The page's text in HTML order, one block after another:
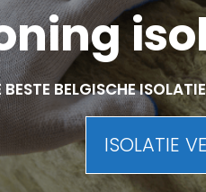
BESTE BELGISCHE
ISOLATIE